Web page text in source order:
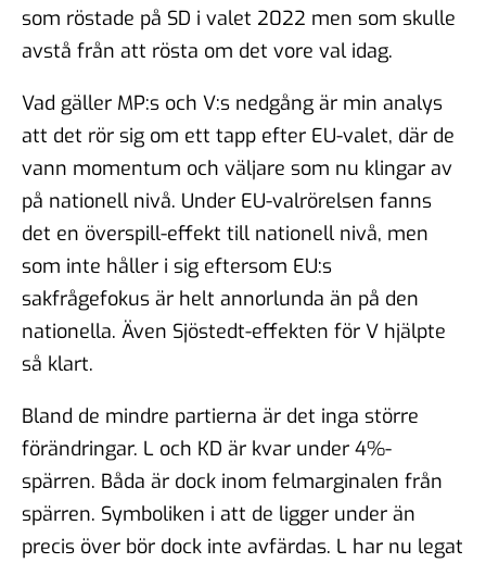
som röstade på SD i valet 2022 men som skulle
avstå från att rösta om det vore val idag.
Vad gäller MP:s och V:s nedgång är min analys
att det rör sig om ett tapp efter EU-valet, där de
vann momentum och väljare som nu klingar av
på nationell nivå. Under EU-valrörelsen fanns
det en överspill-effekt till nationell nivå, men
som inte håller i sig eftersom EU:s
sakfrågefokus är helt annorlunda än på den
nationella. Även Sjöstedt-effekten för V hjälpte
så klart.
Bland de mindre partierna är det inga större
förändringar. L och KD är kvar under 4%-
spärren. Båda är dock inom felmarginalen från
spärren. Symboliken i att de ligger under än
precis över bör dock inte avfärdas. L har nu legat